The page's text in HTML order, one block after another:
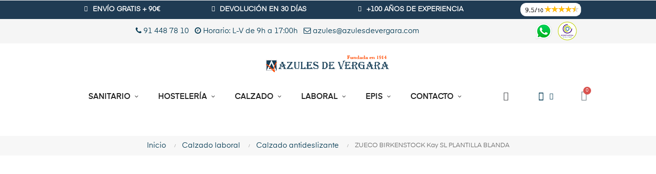
ENVÍO GRATIS + 90€ DEVOLUCIÓN EN 30 DÍAS +100 AÑOS DE EXPERIENCIA
91 448 78 10 Horario: L-V de 9h a 17:00h azules@azulesdevergara.com
SANITARIO HOSTELERÍA CALZADO LABORAL EPIS CONTACTO
Inicio Calzado laboral Calzado antideslizante ZUECO BIRKENSTOCK Kay SL PLANTILLA BLANDA